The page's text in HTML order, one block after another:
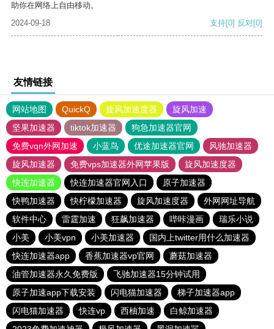
助你在网络上自由移动。
2024-09-18
支持[0] 反对[0]
友情链接
网站地图 QuickQ 旋风加速度器
旋风加速
坚果加速器
tiktok加速器
狗急加速器官网
免费vqn外网加速
小蓝鸟 优途加速器官网
风驰加速器
旋风加速器
免费vps加速器外网苹果版
旋风加速度器
快连加速器
快连加速器官网入口
原子加速器
快鸭加速器
快柠檬加速器 旋风加速度器
外网网址导航
软件中心
雷霆加速 狂飙加速器 哔咔漫画
瑞乐小说
小美
小美vpn 小美加速器
国内上twitter用什么加速器
快连加速器app
香蕉加速器vp官网
蘑菇加速器
油管加速器永久免费版
飞驰加速器15分钟试用
原子加速app下载安装
闪电猫加速器
梯子加速器app
闪电猫加速器
快连vp 西柚加速
白鲸加速器